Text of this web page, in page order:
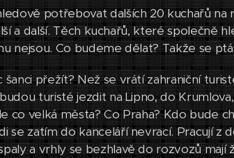
potřebovat dalších 20 kuchařů
a další. Těch kuchařů, které
nejsou. Co budeme dělat? Takže se
přežít? Než se vrátí zahraniční
turisté jezdit na Lipno, do
co velká města? Co Praha? Kdo bude
se zatím do kanceláří nevrací. Pracují z
a vrhly se bezhlavě do rozvozů mají